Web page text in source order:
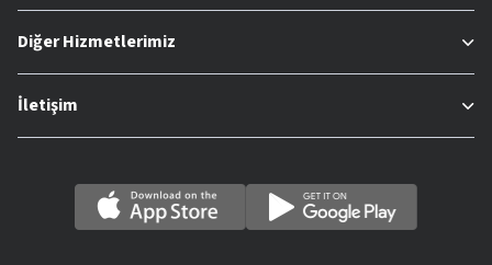
Diğer Hizmetlerimiz
İletişim